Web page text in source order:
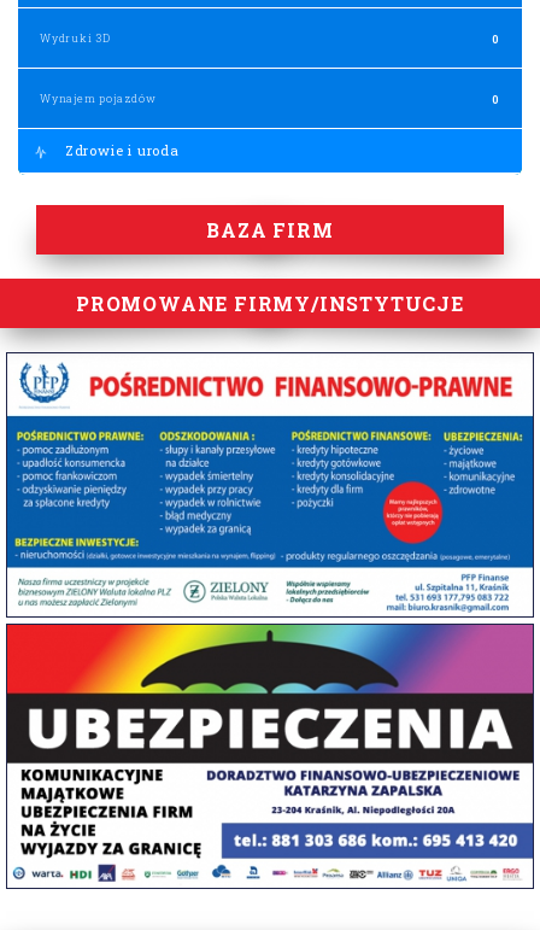
Wydruki 3D 0
Wynajem pojazdów 0
Zdrowie i uroda
BAZA FIRM
PROMOWANE FIRMY/INSTYTUCJE